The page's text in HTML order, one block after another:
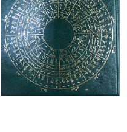
إختياراتنا
كتب
أكاديمية
صندوق
القراءة
iKitab
بلا
حدود
أسئلة
يتكرر
أسئلة
يتكرر
طرحها
تحميل
masmu3
على
المواضيع
الأكثر
مبيعاً
وسائل
تعليمية
تعليمية
الصحة
والعناية
الشخصية
جديد